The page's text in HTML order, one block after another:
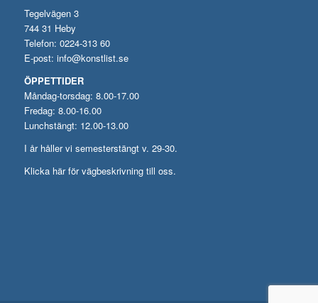
Tegelvägen 3
744 31 Heby
Telefon: 0224-313 60
E-post: info@konstlist.se
ÖPPETTIDER
Måndag-torsdag: 8.00-17.00
Fredag: 8.00-16.00
Lunchstängt: 12.00-13.00
I år håller vi semesterstängt v. 29-30.
Klicka här för vägbeskrivning till oss.